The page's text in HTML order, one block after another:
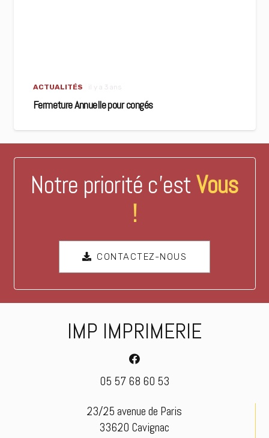
ACTUALITÉS il y a 3 ans
Fermeture Annuelle pour congés
Notre priorité c’estVous
!
CONTACTEZ-NOUS
IMP IMPRIMERIE
05 57 68 60 53
23/25 avenue de Paris
33620 Cavignac